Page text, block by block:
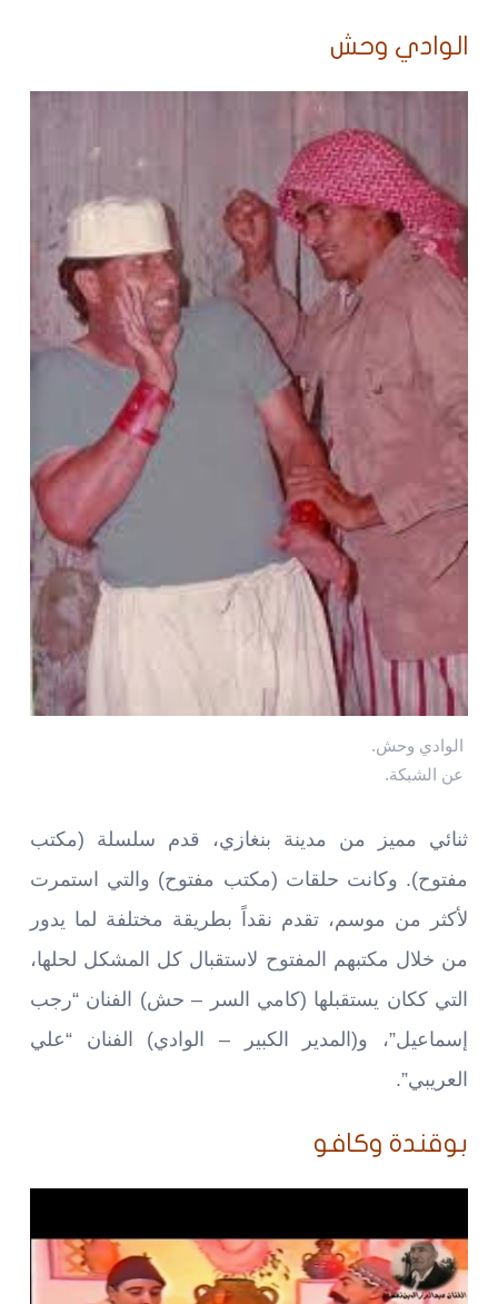
الوادي وحش
الوادي وحش.
عن الشبكة.
ثنائي مميز من مدينة بنغازي، قدم سلسلة (مكتب
مفتوح). وكانت حلقات (مكتب مفتوح) والتي استمرت
لأكثر من موسم، تقدم نقداً بطريقة مختلفة لما يدور
من خلال مكتبهم المفتوح لاستقبال كل المشكل لحلها،
التي ككان يستقبلها (كامي السر – حش) الفنان “رجب
إسماعيل”، و(المدير الكبير – الوادي) الفنان “علي
العريبي”.
بوقندة وكافو